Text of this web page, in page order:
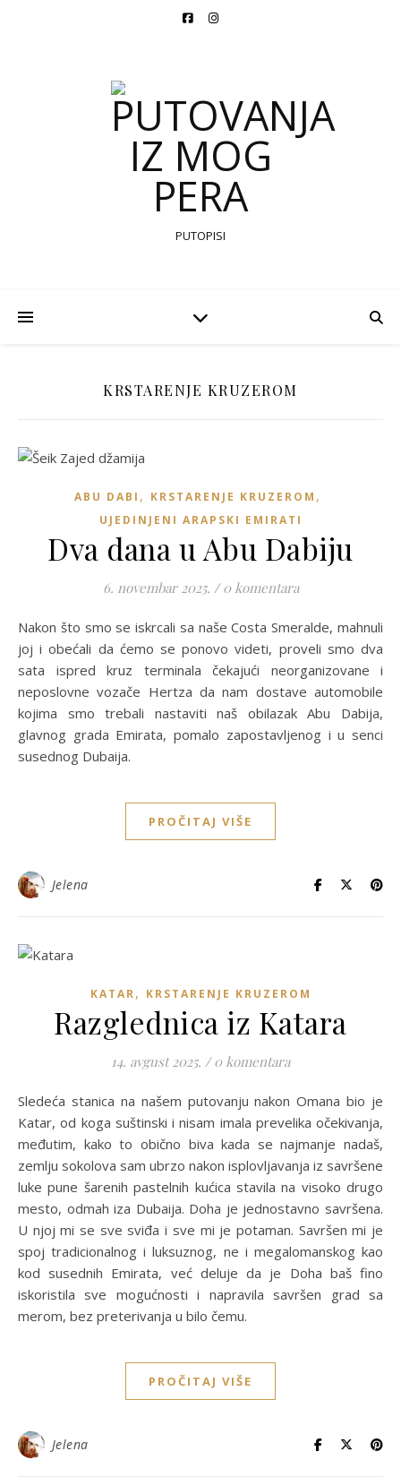
PUTOPISI
KRSTARENJE KRUZEROM
ABU DABI , KRSTARENJE KRUZEROM ,
UJEDINJENI ARAPSKI EMIRATI
Dva dana u Abu Dabiju
6. novembar 2025. / 0 komentara
Nakon što smo se iskrcali sa naše Costa Smeralde, mahnuli
joj i obećali da ćemo se ponovo videti, proveli smo dva
sata ispred kruz terminala čekajući neorganizovane i
neposlovne vozače Hertza da nam dostave automobile
kojima smo trebali nastaviti naš obilazak Abu Dabija,
glavnog grada Emirata, pomalo zapostavljenog i u senci
susednog Dubaija.
PROČITAJ VIŠE
Jelena
KATAR, KRSTARENJE KRUZEROM
Razglednica iz Katara
14. avgust 2025. / 0 komentara
Sledeća stanica na našem putovanju nakon Omana bio je
Katar, od koga suštinski i nisam imala prevelika očekivanja,
međutim, kako to obično biva kada se najmanje nadaš,
zemlju sokolova sam ubrzo nakon isplovljavanja iz savršene
luke pune šarenih pastelnih kućica stavila na visoko drugo
mesto, odmah iza Dubaija. Doha je jednostavno savršena.
U njoj mi se sve sviđa i sve mi je potaman. Savršen mi je
spoj tradicionalnog i luksuznog, ne i megalomanskog kao
kod susednih Emirata, već deluje da je Doha baš fino
iskoristila sve mogućnosti i napravila savršen grad sa
merom, bez preterivanja u bilo čemu.
PROČITAJ VIŠE
Jelena